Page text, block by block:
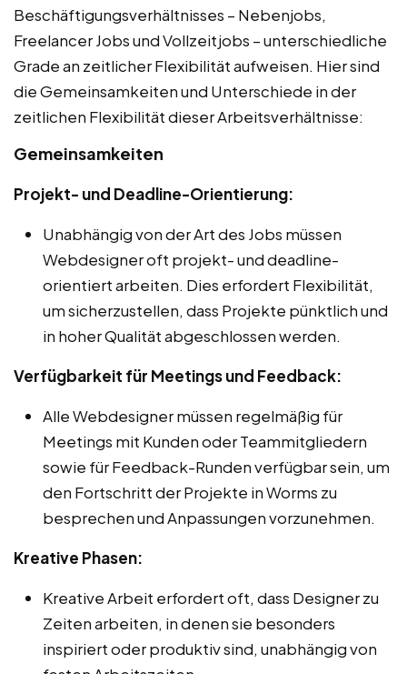
Beschäftigungsverhältnisses – Nebenjobs,
Freelancer Jobs und Vollzeitjobs – unterschiedliche
Grade an zeitlicher Flexibilität aufweisen. Hier sind
die Gemeinsamkeiten und Unterschiede in der
zeitlichen Flexibilität dieser Arbeitsverhältnisse:
Gemeinsamkeiten
Projekt- und Deadline-Orientierung:
Unabhängig von der Art des Jobs müssen
Webdesigner oft projekt- und deadline-
orientiert arbeiten. Dies erfordert Flexibilität,
um sicherzustellen, dass Projekte pünktlich und
in hoher Qualität abgeschlossen werden.
Verfügbarkeit für Meetings und Feedback:
Alle Webdesigner müssen regelmäßig für
Meetings mit Kunden oder Teammitgliedern
sowie für Feedback-Runden verfügbar sein, um
den Fortschritt der Projekte in Worms zu
besprechen und Anpassungen vorzunehmen.
Kreative Phasen:
Kreative Arbeit erfordert oft, dass Designer zu
Zeiten arbeiten, in denen sie besonders
inspiriert oder produktiv sind, unabhängig von